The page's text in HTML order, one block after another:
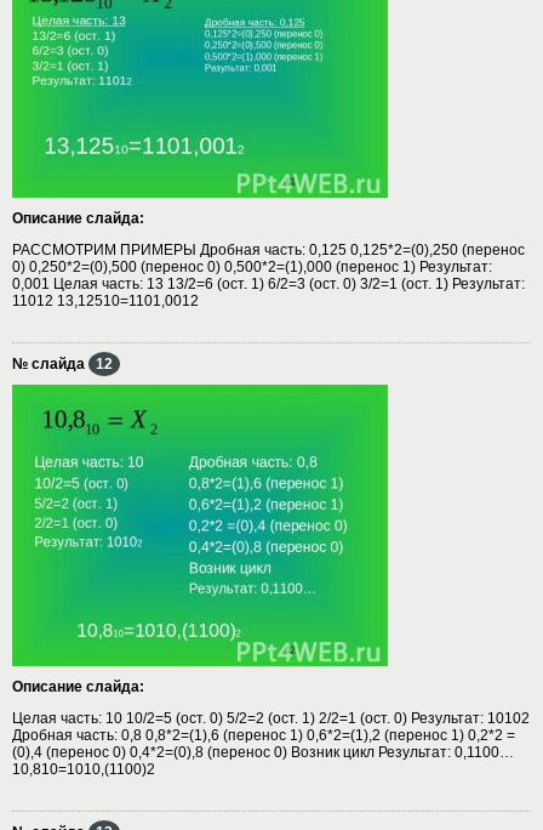
Описание слайда:
РАССМОТРИМ ПРИМЕРЫ Дробная часть: 0,125 0,125*2=(0),250 (перенос
0) 0,250*2=(0),500 (перенос 0) 0,500*2=(1),000 (перенос 1) Результат:
0,001 Целая часть: 13 13/2=6 (ост. 1) 6/2=3 (ост. 0) 3/2=1 (ост. 1) Результат:
11012 13,12510=1101,0012
№ слайда 12
Описание слайда:
Целая часть: 10 10/2=5 (ост. 0) 5/2=2 (ост. 1) 2/2=1 (ост. 0) Результат: 10102
Дробная часть: 0,8 0,8*2=(1),6 (перенос 1) 0,6*2=(1),2 (перенос 1) 0,2*2 =
(0),4 (перенос 0) 0,4*2=(0),8 (перенос 0) Возник цикл Результат: 0,1100…
10,810=1010,(1100)2